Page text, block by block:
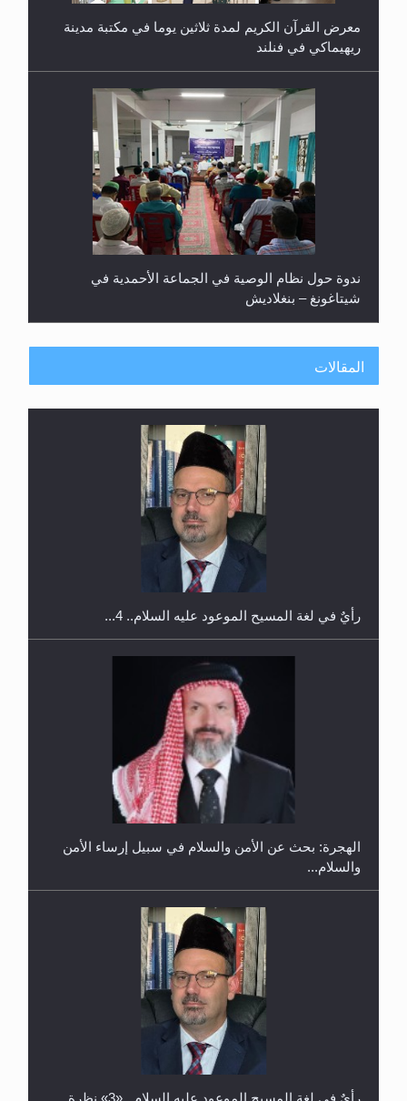
معرض القرآن الكريم لمدة ثلاثين يوما في مكتبة مدينة
ريهيماكي في فنلند
ندوة حول نظام الوصية في الجماعة الأحمدية في
شيتاغونغ – بنغلاديش
اليوم الوطني الرياضي لمجلس أنصار الله في هولندا
إتمام حفظ القرآن الكريم لثلاثة طلاب من مدرسة الحفظ
المقالات
رأيٌ في لغة المسيح الموعود عليه السلام.. 4...
الهجرة: بحث عن الأمن والسلام في سبيل إرساء الأمن
والسلام...
رأيٌ في لغة المسيح الموعود عليه السلام ..«3» نظرة